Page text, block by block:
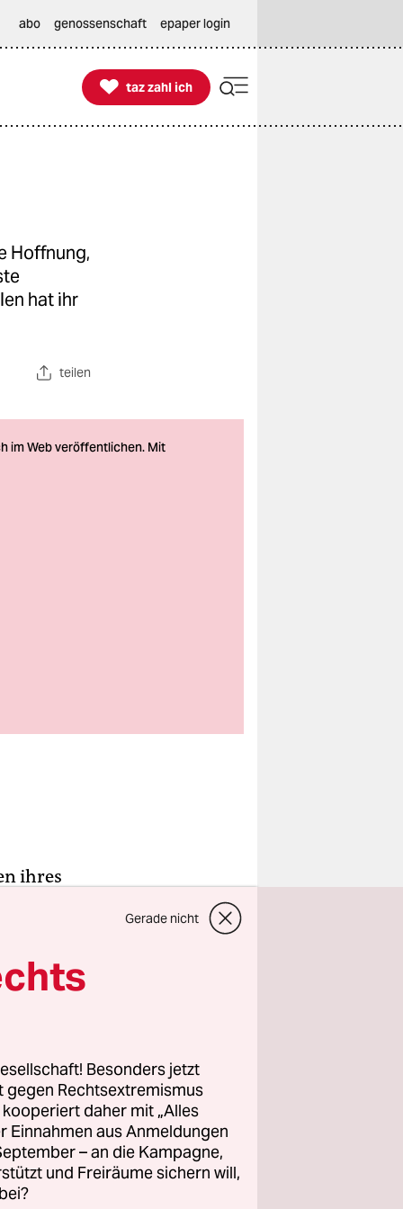
abo genossenschaft epaper login

taz zahl ich
taz zahl ich
Hoffnung,
hat ihr
teilen
ihres
prägte
für
Gerade nicht
Besonders jetzt
gegen Rechtsextremismus
daher mit „Alles
Einnahmen aus Anmeldungen
– an die Kampagne,
und Freiräume sichern will,